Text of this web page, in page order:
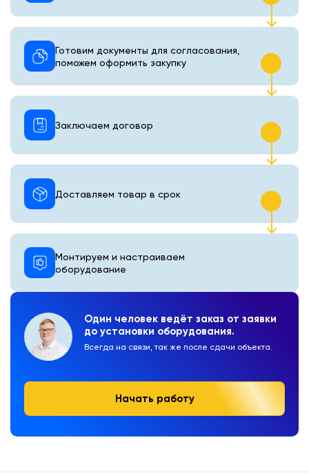
Один человек ведёт заказ от заявки
до установки оборудования.
Всегда на связи, так же после сдачи объекта.
Начать работу
Готовим документы для согласования,
поможем оформить закупку
Монтируем и настраиваем
оборудование
Доставляем товар в срок
Заключаем договор